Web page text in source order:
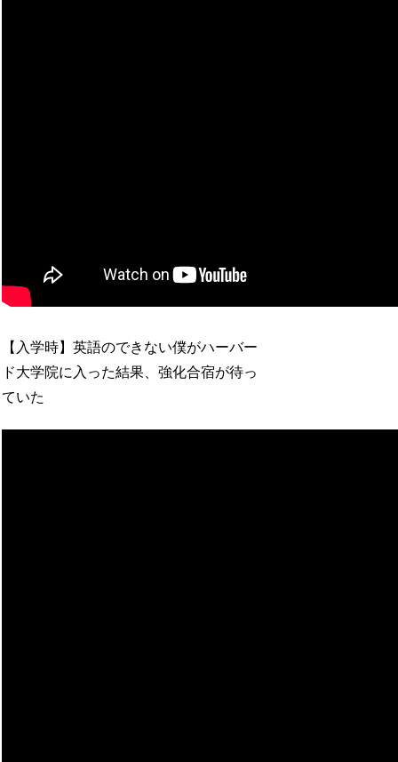
【入学時】英語のできない僕がハーバー
ド大学院に入った結果、強化合宿が待っ
ていた